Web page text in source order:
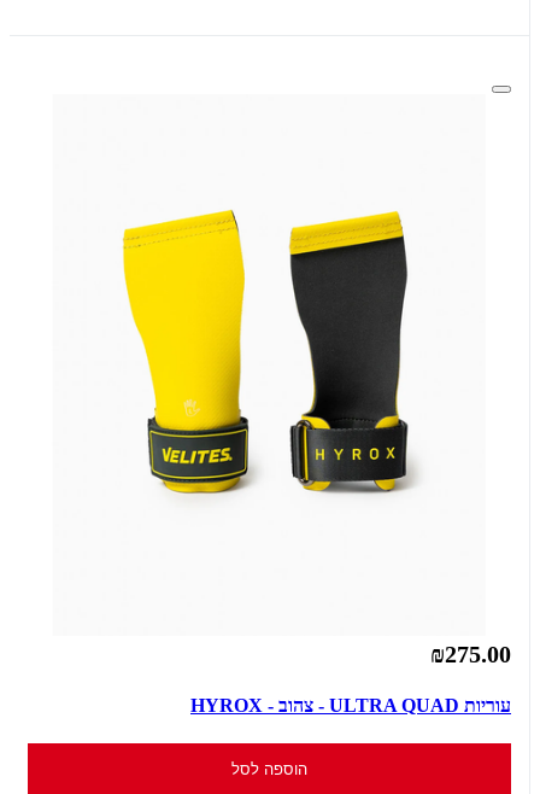
₪275.00
עוריות ULTRA QUAD - צהוב - HYROX
הוספה לסל